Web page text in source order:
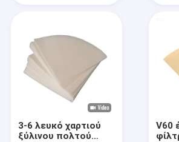
3-6 λευκό χαρτιού
ξύλινου πολτού
V60